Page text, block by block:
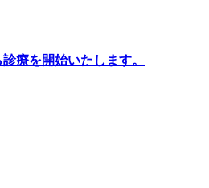
療を開始いたします。